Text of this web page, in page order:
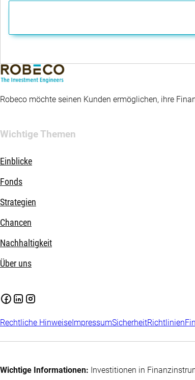
Robeco möchte seinen Kunden ermöglichen, ihre
Wichtige Themen
Einblicke
Fonds
Strategien
Chancen
Nachhaltigkeit
Über uns
Rechtliche HinweiseImpressumSicherheitRichtlinien
Wichtige Informationen: Investitionen in